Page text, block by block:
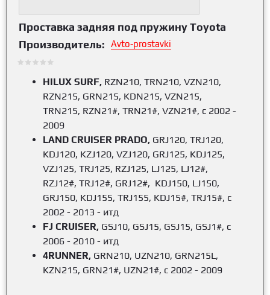
Проставка задняя под пружину Toyota
Производитель:
Avto-prostavki
HILUX SURF, RZN210, TRN210, VZN210,
RZN215, GRN215, KDN215, VZN215,
TRN215, RZN21#, TRN21#, VZN21#, с 2002 -
2009
LAND CRUISER PRADO, GRJ120, TRJ120,
KDJ120, KZJ120, VZJ120, GRJ125, KDJ125,
VZJ125, TRJ125, RZJ125, LJ125, LJ12#,
RZJ12#, TRJ12#, GRJ12#, KDJ150, LJ150,
GRJ150, KDJ155, TRJ155, KDJ15#, TRJ15#, с
2002 - 2013 - итд
FJ CRUISER, GSJ10, GSJ15, GSJ15, GSJ1#, с
2006 - 2010 - итд
4RUNNER, GRN210, UZN210, GRN215L,
KZN215, GRN21#, UZN21#, с 2002 - 2009